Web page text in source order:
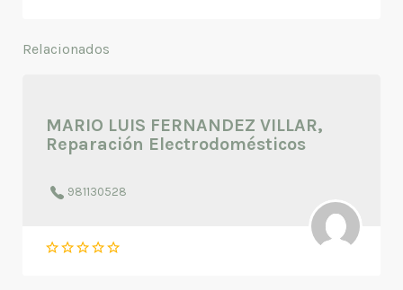
Relacionados
MARIO LUIS FERNANDEZ VILLAR,
Reparación Electrodomésticos
981130528